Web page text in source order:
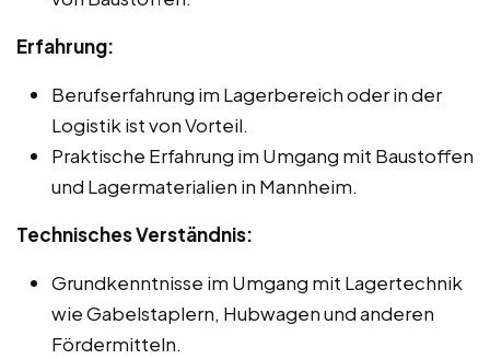
Erfahrung:
Berufserfahrung im Lagerbereich oder in der
Logistik ist von Vorteil.
Praktische Erfahrung im Umgang mit Baustoffen
und Lagermaterialien in Mannheim.
Technisches Verständnis:
Grundkenntnisse im Umgang mit Lagertechnik
wie Gabelstaplern, Hubwagen und anderen
Fördermitteln.